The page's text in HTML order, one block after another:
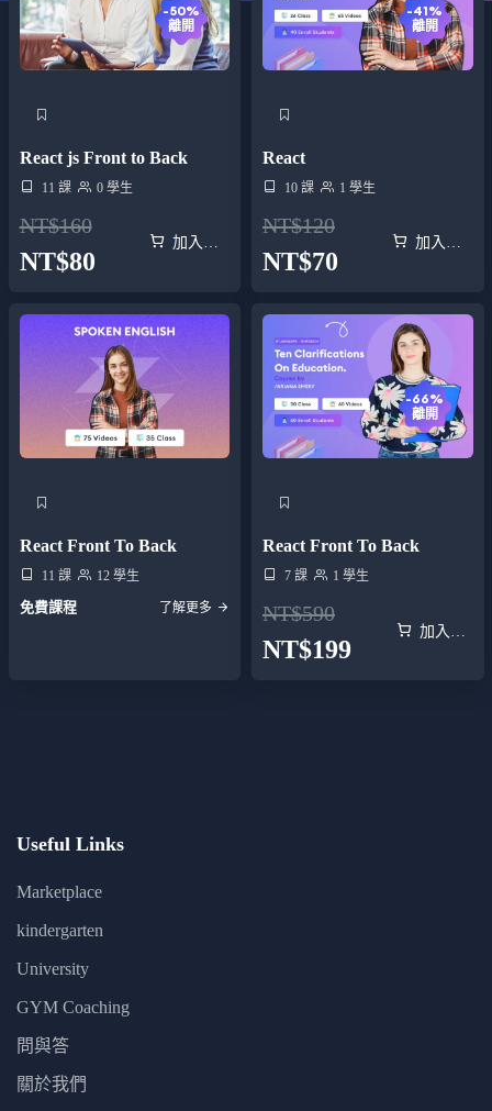
-50%
離開
React js Front to Back
11 課 0 學生
NT$160
NT$80
加入購物車
-41%
離開
React
10 課 1 學生
NT$120
NT$70
加入購物車
React Front To Back
11 課 12 學生
免費課程 了解更多
-66%
離開
React Front To Back
7 課 1 學生
NT$590
NT$199
加入購物車
Useful Links
Marketplace
kindergarten
University
GYM Coaching
問與答
關於我們